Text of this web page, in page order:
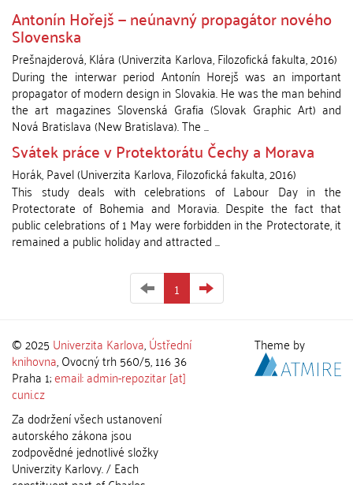
Antonín Hořejš — neúnavný propagátor nového
Slovenska
Prešnajderová, Klára(Univerzita Karlova, Filozofická fakulta,2016)
During the interwar period Antonín Horejš was an important
propagator of modern design in Slovakia. He was the man behind
the art magazines Slovenská Grafia (Slovak Graphic Art) and
Nová Bratislava (New Bratislava). The ...
Svátek práce v Protektorátu Čechy a Morava
Horák, Pavel(Univerzita Karlova, Filozofická fakulta,2016)
This study deals with celebrations of Labour Day in the
Protectorate of Bohemia and Moravia. Despite the fact that
public celebrations of 1 May were forbidden in the Protectorate, it
remained a public holiday and attracted ...
1
© 2025 Univerzita Karlova,Ústřední
knihovna, Ovocný trh 560/5, 116 36
Praha 1;email: admin-repozitar [at]
cuni.cz
Za dodržení všech ustanovení
autorského zákona jsou
zodpovědné jednotlivé složky
Univerzity Karlovy. / Each
Theme by